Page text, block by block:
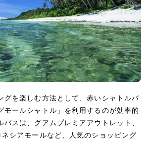
グを楽しむ方法として、赤いシャトルバ
モールシャトル」を利用するのが効率的
バスは、グアムプレミアアウトレット、
シアモールなど、人気のショッピング